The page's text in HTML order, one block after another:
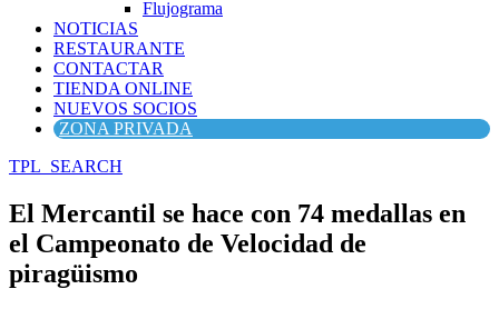
Flujograma
NOTICIAS
RESTAURANTE
CONTACTAR
TIENDA ONLINE
NUEVOS SOCIOS
ZONA PRIVADA
TPL_SEARCH
El Mercantil se hace con 74 medallas en
el Campeonato de Velocidad de
piragüismo